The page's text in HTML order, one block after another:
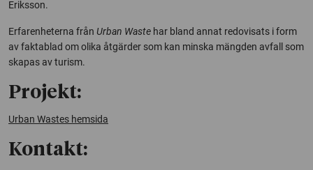
Eriksson.
Erfarenheterna från Urban Waste har bland annat redovisats i form
av faktablad om olika åtgärder som kan minska mängden avfall som
skapas av turism.
Projekt:
Urban Wastes hemsida
Kontakt: